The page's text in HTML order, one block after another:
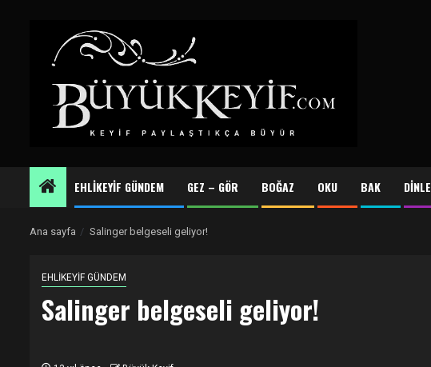
EHLİKEYİF GÜNDEM GEZ – GÖR BOĞAZ OKU BAK DİNLE
Ana sayfa Salinger belgeseli geliyor!
EHLİKEYİF GÜNDEM
Salinger belgeseli geliyor!